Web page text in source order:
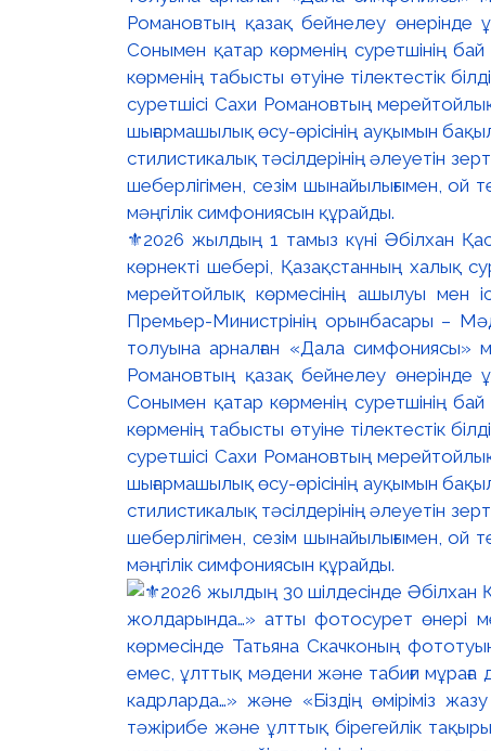
⚜️2026 жылдың 1 тамыз күні Әбілхан
көрнекті шебері, Қазақстанның халық
мерейтойлық көрмесінің ашылуы мен
Премьер-Министрінің орынбасары –
толуына арналған «Дала симфониясы»
Романовтың қазақ бейнелеу өнерінде
Сонымен қатар көрменің суретшінің
көрменің табысты өтуіне тілектестік
суретшісі Сахи Романовтың
шығармашылық өсу-өрісінің ауқымын
стилистикалық тәсілдерінің әлеуетін
шеберлігімен, сезім шынайылығымен, ой
мәңгілік симфониясын құрайды.